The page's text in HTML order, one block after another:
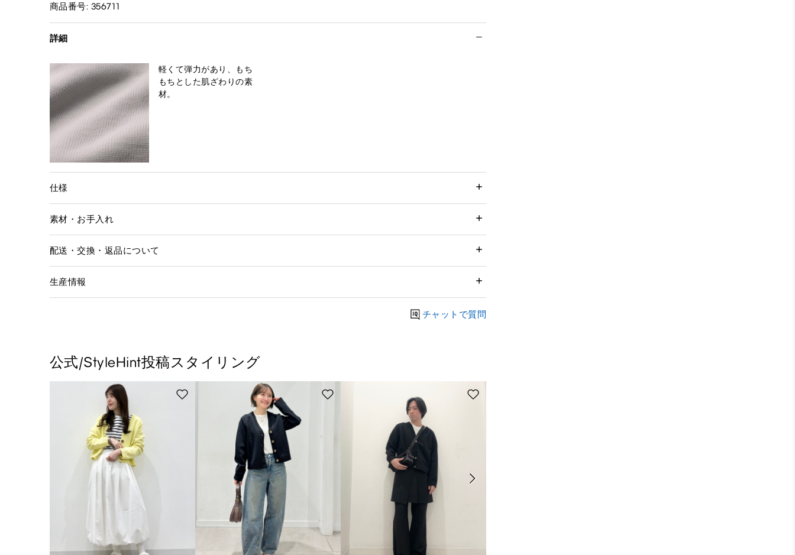
商品番号: 356711
詳細
軽くて弾力があり、もち
もちとした肌ざわりの素
材。
仕様
素材・お手入れ
配送・交換・返品について
生産情報
チャットで質問
公式/StyleHint投稿スタイリング